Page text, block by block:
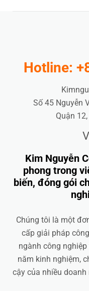
Hotline:
Số 45 Nguyễn
Quận
Kim Nguyễn
phong trong
biến, đóng gói
Chúng tôi là một
cấp giải pháp
ngành công
năm kinh nghiệm,
cậy của nhiều